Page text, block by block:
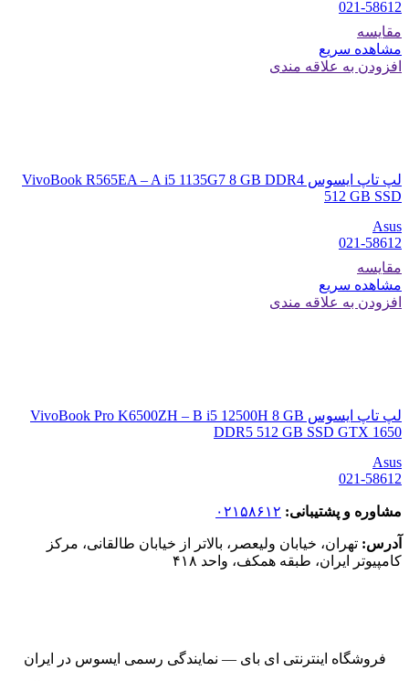
021-58612
مقایسه
مشاهده سریع
افزودن به علاقه مندی
لپ تاپ ایسوس VivoBook R565EA – A i5 1135G7 8 GB DDR4
512 GB SSD
Asus
021-58612
مقایسه
مشاهده سریع
افزودن به علاقه مندی
لپ تاپ ایسوس VivoBook Pro K6500ZH – B i5 12500H 8 GB
DDR5 512 GB SSD GTX 1650
Asus
021-58612
مشاوره و پشتیبانی: ۰۲۱۵۸۶۱۲
آدرس: تهران، خیابان ولیعصر، بالاتر از خیابان طالقانی، مرکز
کامپیوتر ایران، طبقه همکف، واحد ۴۱۸
فروشگاه اینترنتی ای‌ بای — نمایندگی رسمی ایسوس در ایران